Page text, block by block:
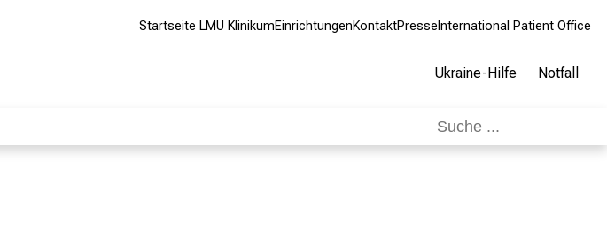
Startseite LMU KlinikumEinrichtungenKontaktPresse International Patient Office
Ukraine-Hilfe Notfall